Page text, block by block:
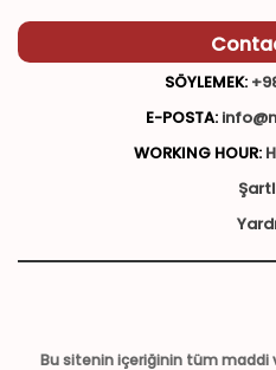
SÖYLEMEK:
E-POSTA:
WORKING HOUR:
Bu sitenin içeriğinin tüm maddi